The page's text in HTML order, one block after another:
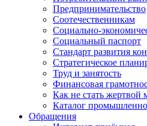
Предпринимательство
Соотечественникам
Социально-
Социальный паспорт
Стандарт развития
Стратегическое
Труд и занятость
Финансовая
Как не стать жертвой
Каталог
Обращения